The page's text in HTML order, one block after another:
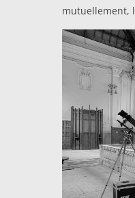
mutuellement,